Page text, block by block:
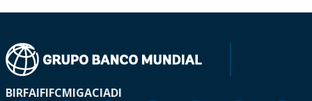
BIRFAIFIFCMIGACIADI